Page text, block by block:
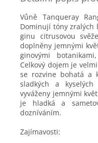
Vůně Tanqueray
Dominují tóny zralých
ginu citrusovou
doplněny jemnými
ginovými
Celkový dojem je
se rozvine bohatá a
sladkých a
vyváženy jemnými
je hladká a
dozníváním.
Zajímavosti: